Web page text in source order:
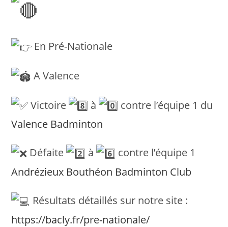
En Pré-Nationale
A Valence
Victoire à
contre l’équipe 1 du
Valence Badminton
Défaite à
contre l’équipe 1
Andrézieux Bouthéon Badminton Club
Résultats détaillés sur notre site :
https://bacly.fr/pre-nationale/